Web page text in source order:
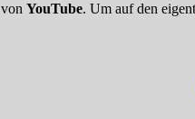
YouTube. Um auf den